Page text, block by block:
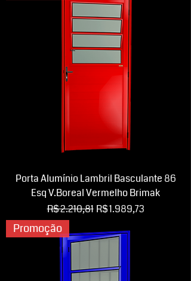
Porta Alumínio Lambril Basculante 86
Esq V.Boreal Vermelho Brimak
Preço normal
R$ 2.210,81 Preço promocional
R$ 1.989,73
Promoção